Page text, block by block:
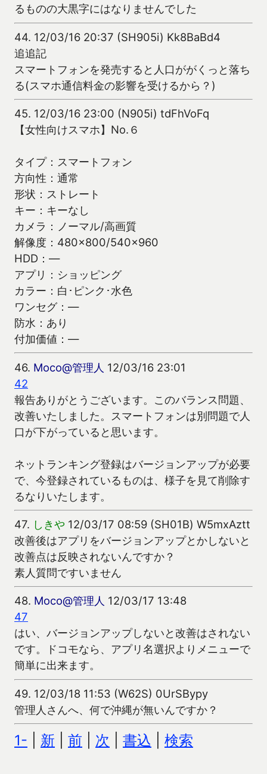
るものの大黒字にはなりませんでした
44. 12/03/16 20:37 (SH905i) Kk8BaBd4
追追記
スマートフォンを発売すると人口ががくっと落ち
る(スマホ通信料金の影響を受けるから？)
45. 12/03/16 23:00 (N905i) tdFhVoFq
【女性向けスマホ】No.６
タイプ：スマートフォン
方向性：通常
形状：ストレート
キー：キーなし
カメラ：ノーマル/高画質
解像度：480×800/540×960
HDD：―
アプリ：ショッピング
カラー：白･ピンク･水色
ワンセグ：―
防水：あり
付加価値：―
46. Moco@管理人 12/03/16 23:01
42
報告ありがとうございます。このバランス問題、
改善いたしました。スマートフォンは別問題で人
口が下がっていると思います。
ネットランキング登録はバージョンアップが必要
で、今登録されているものは、様子を見て削除す
るなりいたします。
47. しきや 12/03/17 08:59 (SH01B) W5mxAztt
改善後はアプリをバージョンアップとかしないと
改善点は反映されないんですか？
素人質問ですいません
48. Moco@管理人 12/03/17 13:48
47
はい、バージョンアップしないと改善はされない
です。ドコモなら、アプリ名選択よりメニューで
簡単に出来ます。
49. 12/03/18 11:53 (W62S) 0UrSBypy
管理人さんへ、何で沖縄が無いんですか？
1- 新 前 次 書込 検索